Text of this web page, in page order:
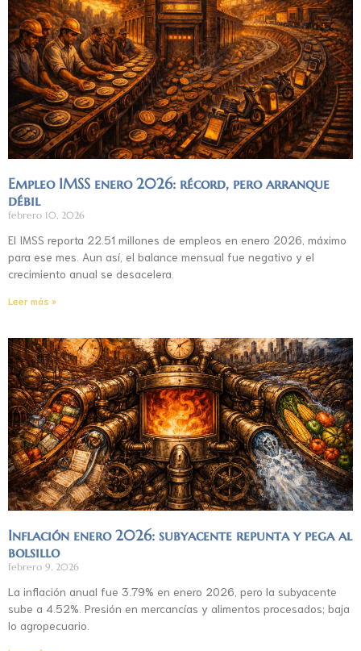
Empleo IMSS enero 2026: récord, pero arranque
débil
febrero 10, 2026
El IMSS reporta 22.51 millones de empleos en enero 2026, máximo
para ese mes. Aun así, el balance mensual fue negativo y el
crecimiento anual se desacelera.
Leer más »
Inflación enero 2026: subyacente repunta y pega al
bolsillo
febrero 9, 2026
La inflación anual fue 3.79% en enero 2026, pero la subyacente
sube a 4.52%. Presión en mercancías y alimentos procesados; baja
lo agropecuario.